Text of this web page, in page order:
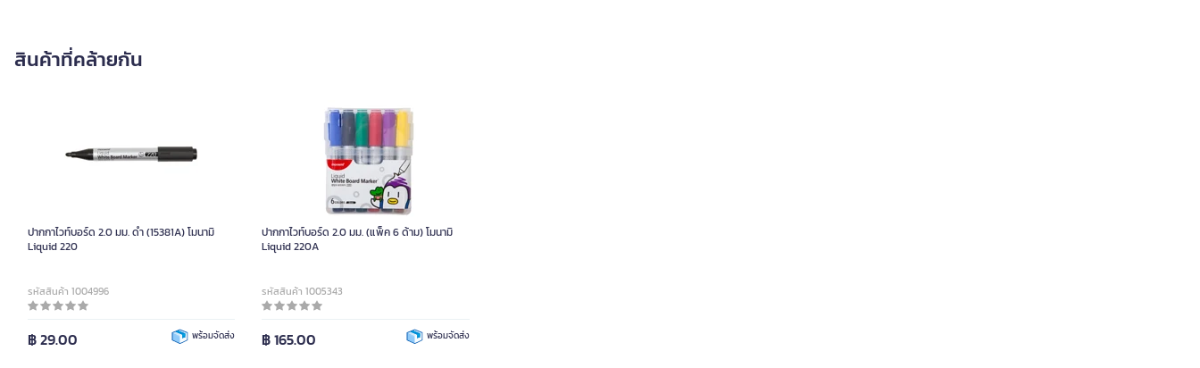
สินค้าที่คล้ายกัน
ปากกาไวท์บอร์ด 2.0 มม. ดำ (15381A) โมนามิ
Liquid 220
รหัสสินค้า 1004996
฿ 29.00 พร้อมจัดส่ง
ปากกาไวท์บอร์ด 2.0 มม. (แพ็ค 6 ด้าม) โมนามิ
Liquid 220A
รหัสสินค้า 1005343
฿ 165.00 พร้อมจัดส่ง